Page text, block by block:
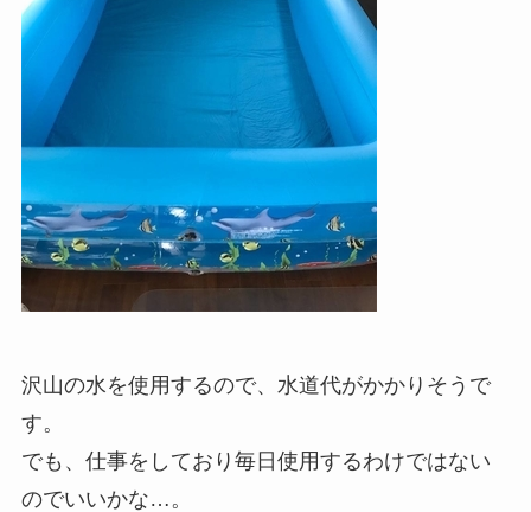
沢山の水を使用するので、水道代がかかりそうで
す。
でも、仕事をしており毎日使用するわけではない
のでいいかな…。